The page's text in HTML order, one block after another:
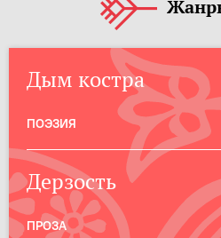
Дым костра
ПОЭЗИЯ
Дерзость
ПРОЗА